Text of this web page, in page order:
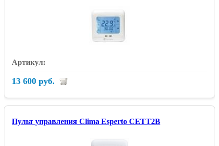
13 600 руб.
Пульт управления Clima Esperto CETT2B